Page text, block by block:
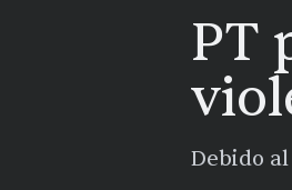
PT
Debido